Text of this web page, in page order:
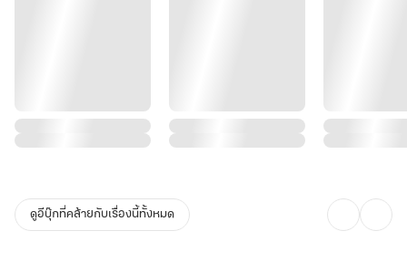
ดูอีบุ๊กที่คล้ายกับเรื่องนี้ทั้งหมด